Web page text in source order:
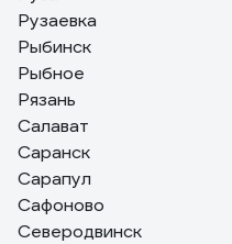
Рузаевка
Рыбинск
Рыбное
Рязань
Салават
Саранск
Сарапул
Сафоново
Северодвинск